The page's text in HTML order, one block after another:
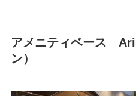
アメニティベース
ン）